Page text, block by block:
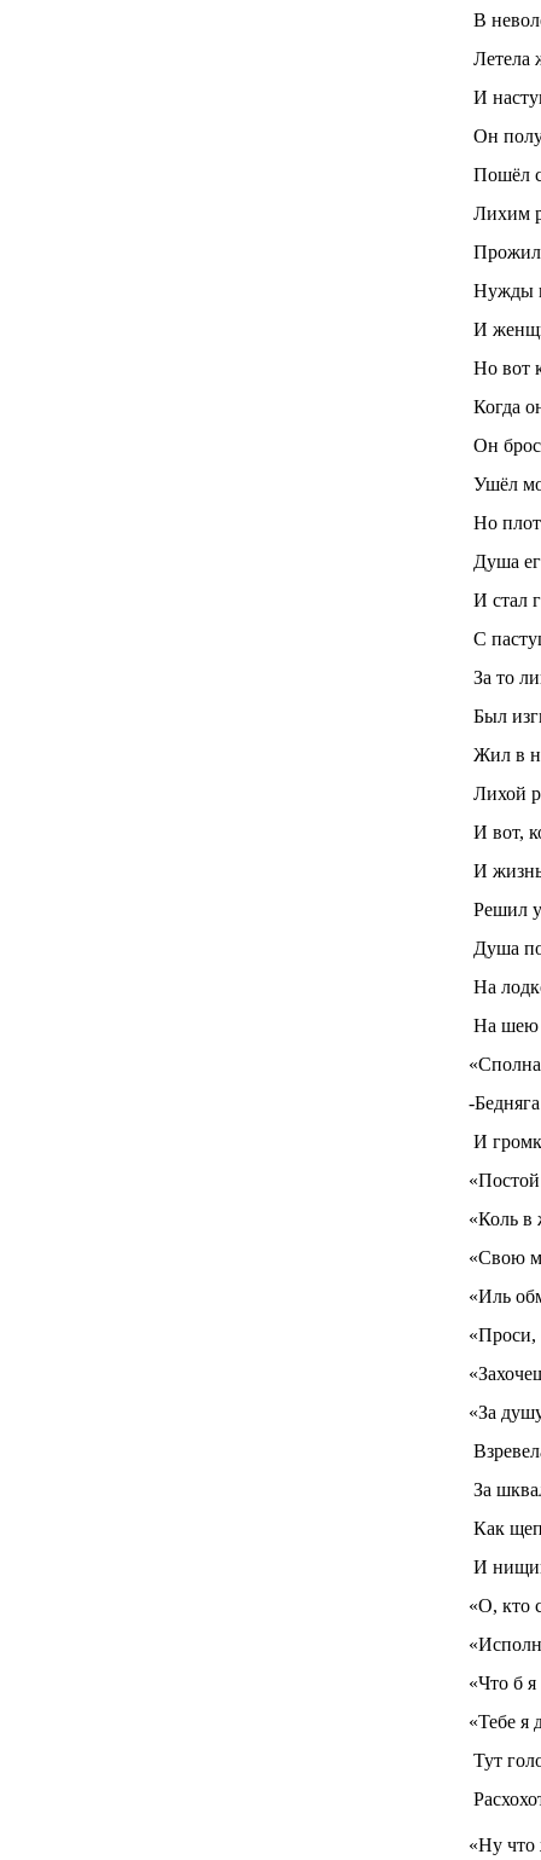
В
Летела
И
Он
Пошёл
Лихим
Прожил
Нужды
И
Но вот
Когда
Он
Ушёл
Но
Душа
И стал
С
За то
Был
Жил в
Лихой
И вот,
И
Решил
Душа
На
На шею
-
И
«Коль в
«Свою
«Иль
«Проси,
«За
За
Как
И
«О, кто
«Что б я
«Тебе я
Тут
«Ну